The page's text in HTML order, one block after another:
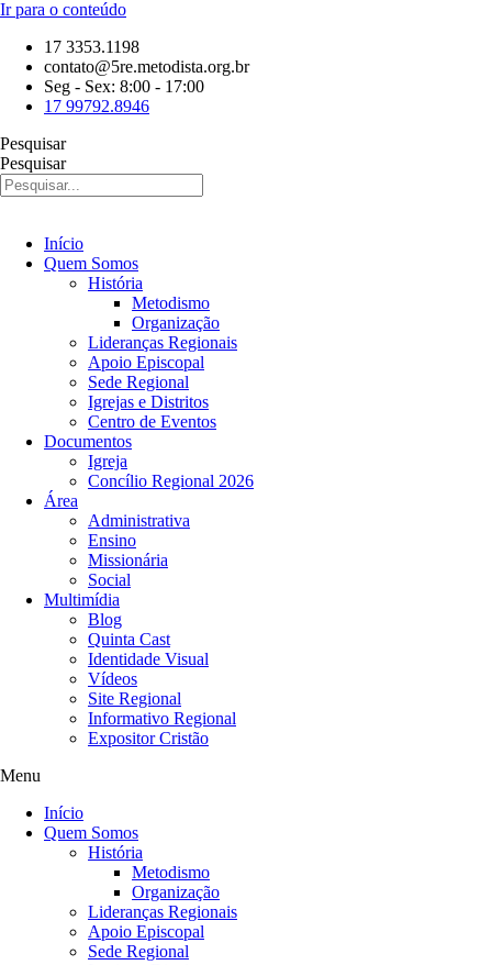
Ir para o conteúdo
17 3353.1198
contato@5re.metodista.org.br
Seg - Sex: 8:00 - 17:00
17 99792.8946
Pesquisar
Pesquisar
Início
Quem Somos
História
Metodismo
Organização
Lideranças Regionais
Apoio Episcopal
Sede Regional
Igrejas e Distritos
Centro de Eventos
Documentos
Igreja
Concílio Regional 2026
Área
Administrativa
Ensino
Missionária
Social
Multimídia
Blog
Quinta Cast
Identidade Visual
Vídeos
Site Regional
Informativo Regional
Expositor Cristão
Menu
Início
Quem Somos
História
Metodismo
Organização
Lideranças Regionais
Apoio Episcopal
Sede Regional